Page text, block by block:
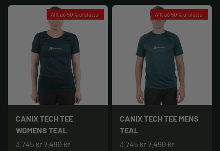
Allt að 50% afsláttur
CANIX TECH TEE
WOMENS TEAL
3.745 kr7.490 kr
Allt að 50% afsláttur
CANIX TECH TEE MENS
TEAL
3.745 kr7.490 kr